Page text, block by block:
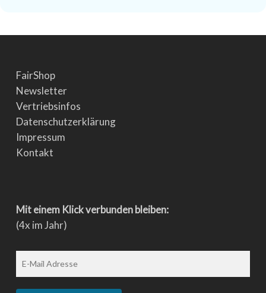
FairShop
Newsletter
Vertriebsinfos
Datenschutzerklärung
Impressum
Kontakt
Mit einem Klick verbunden bleiben:
(4x im Jahr)